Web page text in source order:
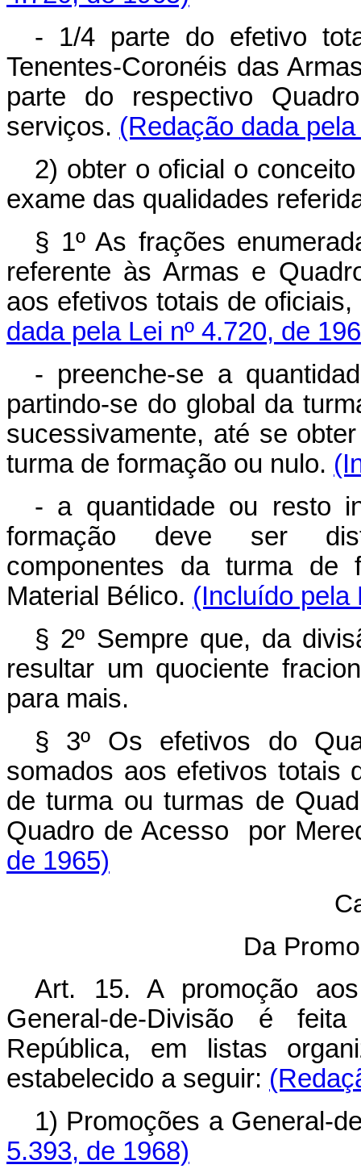
- 1/4 parte do efetivo
Tenentes-Coronéis das
parte do respectivo
serviços. (Redação dada
2) obter o oficial o
exame das qualidades
§ 1º As frações
referente às Armas e
aos efetivos totais de
dada pela Lei nº 4.720, de
- preenche-se a
partindo-se do global da
sucessivamente, até se
turma de formação ou nulo.
- a quantidade ou resto
formação deve ser
componentes da turma de
Material Bélico. (Incluído pela
§ 2º Sempre que, da
resultar um quociente
para mais.
§ 3º Os efetivos do
somados aos efetivos totais
de turma ou turmas de
Quadro de Acesso por
de 1965)
Da
Art. 15. A promoção
General-de-Divisão é
República, em listas
estabelecido a seguir:
1) Promoções a General-
5.393, de 1968)